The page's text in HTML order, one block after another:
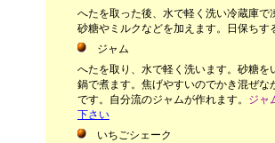
へたを取った後、水で軽く洗い冷蔵庫
砂糖やミルクなどを加えます。日保ち
ジャム
へたを取り、水で軽く洗います。砂糖
鍋で煮ます。焦げやすいのでかき混ぜ
です。自分流のジャムが作れます。 ジャ
下さい
いちごシェーク